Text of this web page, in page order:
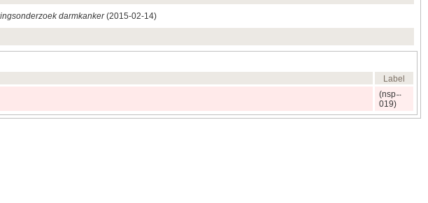
darmkanker(2015‑02‑14)
Label
(nsp
019)